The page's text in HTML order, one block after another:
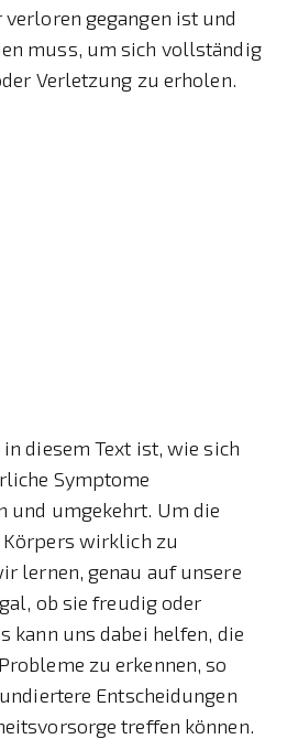
gegangen ist und
muss, um sich vollständig
Verletzung zu erholen.
diesem Text ist, wie sich
Symptome
und umgekehrt. Um die
wirklich zu
lernen, genau auf unsere
ob sie freudig oder
kann uns dabei helfen, die
zu erkennen, so
Entscheidungen
treffen können.